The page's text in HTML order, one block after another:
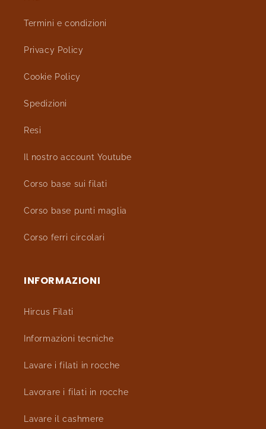
Termini e condizioni
Privacy Policy
Cookie Policy
Spedizioni
Resi
Il nostro account Youtube
Corso base sui filati
Corso base punti maglia
Corso ferri circolari
INFORMAZIONI
Hircus Filati
Informazioni tecniche
Lavare i filati in rocche
Lavorare i filati in rocche
Lavare il cashmere